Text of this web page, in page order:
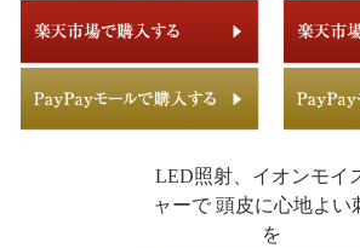
LED照射、イオンモイ
ャーで 頭皮に心地よい
を